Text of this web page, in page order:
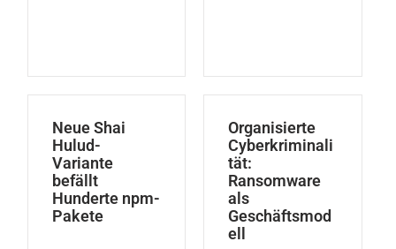
Neue Shai
Hulud-
Variante
befällt
Hunderte npm-
Pakete
Organisierte
Cyberkriminali
tät:
Ransomware
als
Geschäftsmod
ell